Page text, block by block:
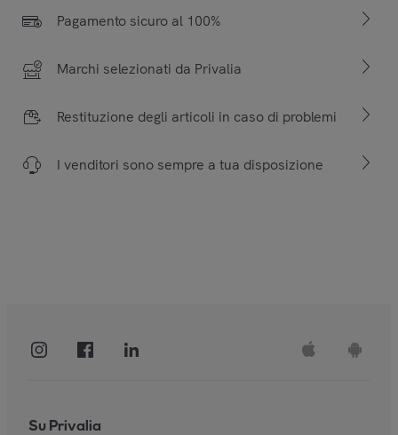
Pagamento sicuro al 100%
Marchi selezionati da Privalia
Restituzione degli articoli in caso di problemi
I venditori sono sempre a tua disposizione
Su Privalia